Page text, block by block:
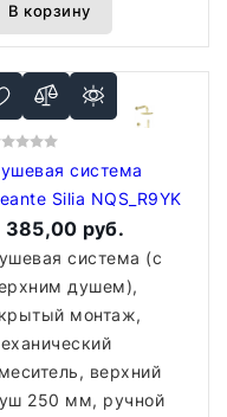
В корзину
система
Silia NQS_R9YK
385,00 руб.
система (с
душем),
монтаж,
верхний
250 мм, ручной